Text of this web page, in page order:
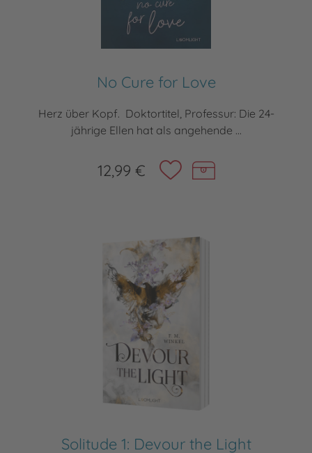
No Cure for Love
Herz über Kopf. Doktortitel, Professur: Die 24-
jährige Ellen hat als angehende ...
12,99 €
Solitude 1: Devour the Light